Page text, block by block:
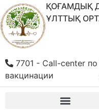
ҚОҒАМДЫҚ
ҰЛТТЫҚ
7701 - Call-center по
вакцинации